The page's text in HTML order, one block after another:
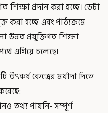
প্রদান করা হচ্ছে। ডেটা
করা হচ্ছে এবং পাঠ্যক্রমে
উন্নত প্রযুক্তিগত শিক্ষা
এগিয়ে চলেছে।
কেন্দ্রের মর্যাদা দিতে
তথ্য পায়নি- সম্পূর্ণ